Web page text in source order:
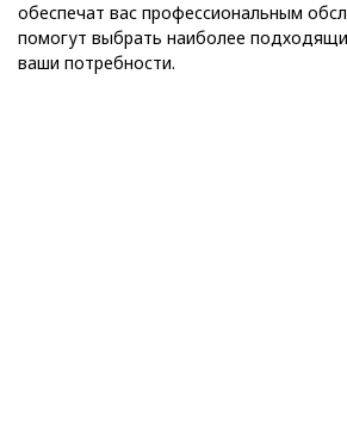
обеспечат вас профессиональным
помогут выбрать наиболее
ваши потребности.